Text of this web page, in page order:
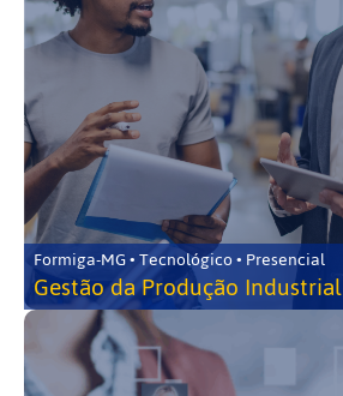
Formiga-MG • Tecnológico • Presencial
Gestão da Produção Industrial